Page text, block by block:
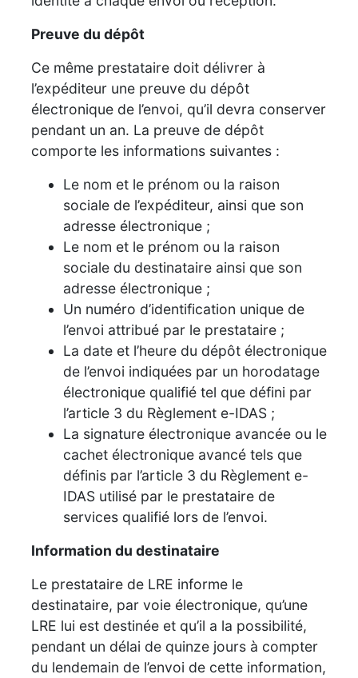
Preuve du dépôt
Ce même prestataire doit délivrer à
l’expéditeur une preuve du dépôt
électronique de l’envoi, qu’il devra conserver
pendant un an. La preuve de dépôt
comporte les informations suivantes :
Le nom et le prénom ou la raison
sociale de l’expéditeur, ainsi que son
adresse électronique ;
Le nom et le prénom ou la raison
sociale du destinataire ainsi que son
adresse électronique ;
Un numéro d’identification unique de
l’envoi attribué par le prestataire ;
La date et l’heure du dépôt électronique
de l’envoi indiquées par un horodatage
électronique qualifié tel que défini par
l’article 3 du Règlement e-IDAS ;
La signature électronique avancée ou le
cachet électronique avancé tels que
définis par l’article 3 du Règlement e-
IDAS utilisé par le prestataire de
services qualifié lors de l’envoi.
Information du destinataire
Le prestataire de LRE informe le
destinataire, par voie électronique, qu’une
LRE lui est destinée et qu’il a la possibilité,
pendant un délai de quinze jours à compter
du lendemain de l’envoi de cette information,